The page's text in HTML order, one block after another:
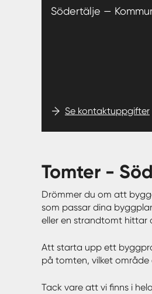
Södertälje —
Se kontaktuppgifter
tomter -
Drömmer du om att
som passar dina
eller en strandtomt hittar
Att starta upp ett
på tomten, vilket område
Tack vare att vi finns i